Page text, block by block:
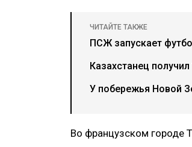
ЧИТАЙТЕ ТАКЖЕ
ПСЖ запускает
Казахстанец
У побережья Новой
Во французском городе